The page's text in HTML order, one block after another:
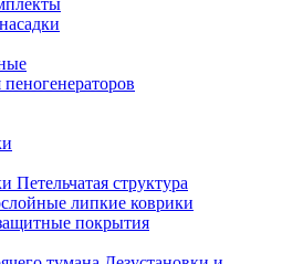
структура
липкие коврики
покрытия